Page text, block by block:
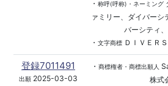
・ 称呼(呼称)・ネーミング
ァミリー、ダイバーシ
バーシティ
・ 文字商標ＤＩＶＥＲ
登録7011491
出願 2025-03-03
・ 商標権者・商標出願人
株式